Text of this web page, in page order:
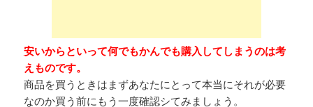
安いからといって何でもかんでも購入してしまうのは考
えものです。
商品を買うときはまずあなたにとって本当にそれが必要
なのか買う前にもう一度確認シてみましょう。